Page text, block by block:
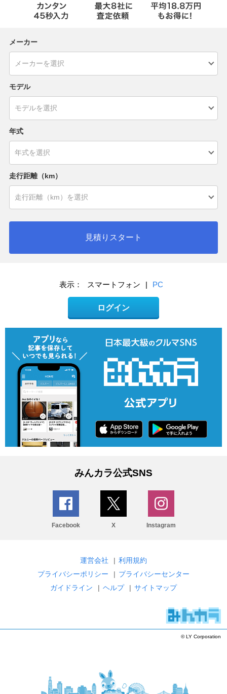
メーカー
モデル
年式
走行距離（km）
見積りスタート
表示： スマートフォン | PC
ログイン
みんカラ公式SNS
Facebook X Instagram
運営会社 | 利用規約
プライバシーポリシー
| プライバシーセンター
ガイドライン
| ヘルプ | サイトマップ
© LY Corporation